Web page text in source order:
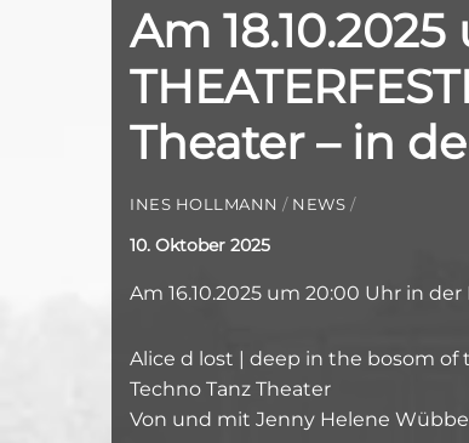
Am
Theater – in
INES HOLLMANN / NEWS /
10. Oktober 2025
Am 16.10.2025 um 20:00 Uhr in
Alice d lost | deep in the bosom
Techno Tanz Theater
Von und mit Jenny Helene